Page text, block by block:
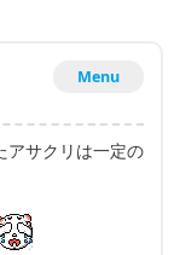
Menu
アサクリは一定の